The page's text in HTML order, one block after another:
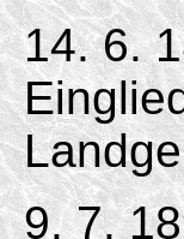
14. 6.
9. 7.